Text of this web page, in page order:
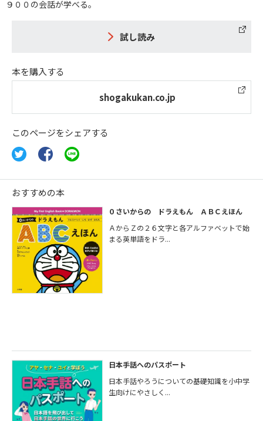
９００の会話が学べる。
試し読み
本を購入する
shogakukan.co.jp
このページをシェアする
おすすめの本
０さいからの ドラえもん ＡＢＣえほん
ＡからＺの２６文字と各アルファベットで始
まる英単語をドラ...
日本手話へのパスポート
日本手話やろうについての基礎知識を小中学
生向けにやさしく...